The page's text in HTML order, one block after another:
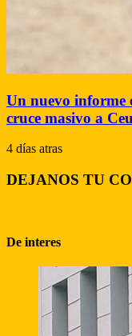
Un nuevo informe
cruce masivo a
4 días atras
DEJANOS TU
De interes